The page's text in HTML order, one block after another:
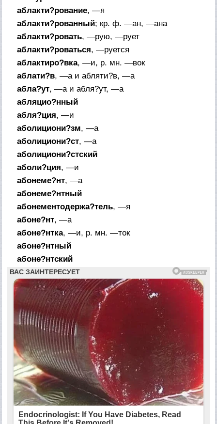
аблакти?рование, —я
аблакти?рованный; кр. ф. —ан, —ана
аблакти?ровать, —рую, —рует
аблакти?роваться, —руется
аблактиро?вка, —и, р. мн. —вок
аблати?в, —а и абляти?в, —а
абла?ут, —а и абля?ут, —а
абляцио?нный
абля?ция, —и
аболициони?зм, —а
аболициони?ст, —а
аболициони?стский
аболи?ция, —и
абонеме?нт, —а
абонеме?нтный
абонементодержа?тель, —я
абоне?нт, —а
абоне?нтка, —и, р. мн. —ток
абоне?нтный
абоне?нтский